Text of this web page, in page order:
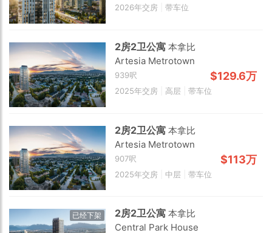
2026年交房 带车位
2房2卫公寓本拿比
Artesia Metrotown
939呎 $129.6万
2025年交房 高层 带车位
2房2卫公寓本拿比
Artesia Metrotown
907呎 $113万
2025年交房 中层 带车位
已经下架 2房2卫公寓本拿比
Central Park House